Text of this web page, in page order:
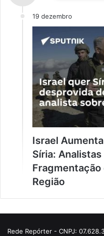
19 dezembro
Israel
Síria:
Região
Rede Repórter - CNPJ: